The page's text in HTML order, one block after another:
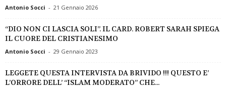
Antonio Socci - 21 Gennaio 2026
“DIO NON CI LASCIA SOLI”. IL CARD. ROBERT SARAH SPIEGA
IL CUORE DEL CRISTIANESIMO
Antonio Socci - 29 Gennaio 2023
LEGGETE QUESTA INTERVISTA DA BRIVIDO !!! QUESTO E’
L’ORRORE DELL’ “ISLAM MODERATO” CHE...